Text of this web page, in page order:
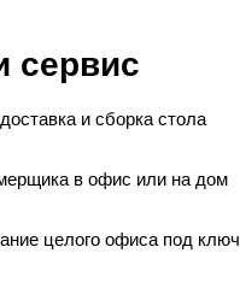
сервис
и сборка стола
в офис или на дом
целого офиса под ключ